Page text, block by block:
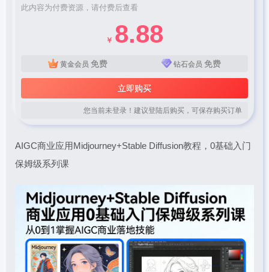
此内容为付费资源，请付费后查看
￥ 8.88
黄金会员 免费 钻石会员 免费
立即购买
您当前未登录！建议登陆后购买，可保存购买订单
AIGC商业应用Midjourney+Stable Diffusion教程，0基础入门
保姆级系列课